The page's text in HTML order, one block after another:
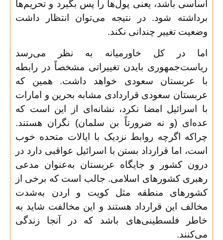
اساسی باشد، یعنی پول‌ها را پس بگیرد و تحریم‌ها
برداشته شود. در نتیجه می‌توان انتظار داشت
وضعیت تغییر چندانی نکند.
اما در کل خاورمیانه به نظر می‌رسد
ریاست‌جمهوری بایدن تغییراتی مشخصاً در رابطه
با عربستان سعودی خواهد داشت. همین که
عربستان سعودی قراردادی مشابه بحرین و امارات
با اسرائیل امضا نکرد، نشانه‌ای از این است که
عده‌ای (و نه ضرورتاً بن سلمان) نگران هستند.
چراکه اگرچه روابط نزدیک با ایالات متحده خوب
است، اما قرارداد بستن با اسرائیل عواقبی دارد در
درون کشور و جایگاه عربستان به‌عنوان مدعی
رهبری کشورهای اسلامی. جالب است که برخی از
کشورهای منطقه مثل کویت و اردن به‌شدت
مخالف این قرارداد هستند و این مخالفت شاید به
خاطر فلسطینی‌های باشد که در آنجا زندگی
می‌کنند.